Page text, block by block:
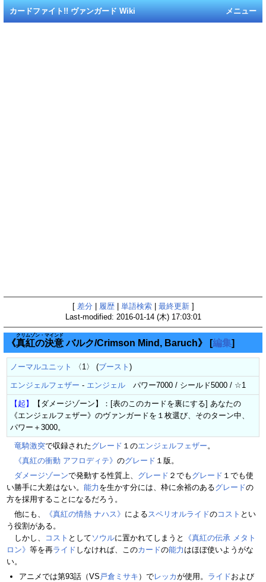
メニュー
カードファイト!! ヴァンガード Wiki
[ 差分 履歴| 単語検索| 最終更新]
Last-modified: 2016-01-14 (木) 17:03:01
《真紅の決意
クリムゾン・マインド
バルク/Crimson Mind, Baruch》 [編集]
ノーマルユニット 〈1〉 (ブースト )
エンジェルフェザー - エンジェル パワー7000 / シールド5000 / ☆1
【起】
【ダメージゾーン】：[表のこのカードを裏にする] あなたの
《エンジェルフェザー》のヴァンガードを１枚選び、そのターン中、
パワー＋3000。
竜騎激突で収録されたグレード １のエンジェルフェザー。
《真紅の衝動 アフロディテ》 のグレード １版。
ダメージゾーンで発動する性質上、 グレード ２でも グレード １でも使
い勝手に大差はない。 能力 を生かす分には、枠に余裕のあるグレードの
方を採用することになるだろう。
他にも、
《真紅の情熱 ナハス》 によるスペリオルライドのコスト とい
う役割がある。
しかし、
コスト として ソウルに置かれてしまうと
《真紅の伝承 メタト
ロン》 等を再ライド しなければ、このカードの能力 はほぼ使いようがな
い。
アニメでは第93話（VS 戸倉ミサキ ）でレッカが使用。 ライドおよび